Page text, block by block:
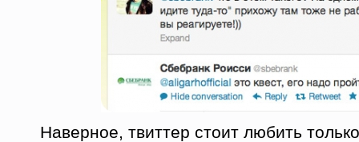
Наверное, твиттер стоит любить